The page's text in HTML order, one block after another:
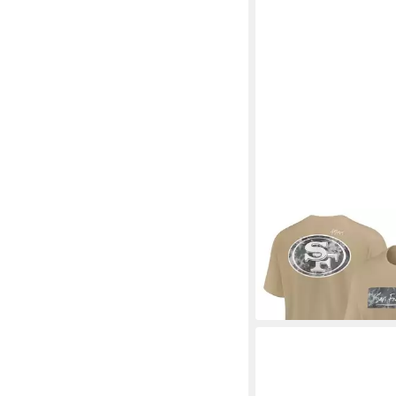
NIKE
T-Shirt Nike T-
Francisco 49ers Nike
ab 40,00 € UVP
-20%